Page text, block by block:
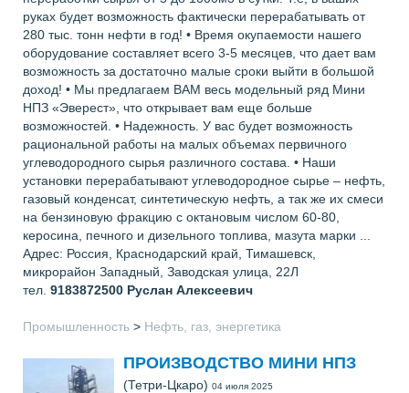
руках будет возможность фактически перерабатывать от
280 тыс. тонн нефти в год! • Время окупаемости нашего
оборудование составляет всего 3-5 месяцев, что дает вам
возможность за достаточно малые сроки выйти в большой
доход! • Мы предлагаем ВАМ весь модельный ряд Мини
НПЗ «Эверест», что открывает вам еще больше
возможностей. • Надежность. У вас будет возможность
рациональной работы на малых объемах первичного
углеводородного сырья различного состава. • Наши
установки перерабатывают углеводородное сырье – нефть,
газовый конденсат, синтетическую нефть, а так же их смеси
на бензиновую фракцию с октановым числом 60-80,
керосина, печного и дизельного топлива, мазута марки ...
Адрес: Россия, Краснодарский край, Тимашевск,
микрорайон Западный, Заводская улица, 22Л
тел. 9183872500 Руслан Алексеевич
Промышленность > Нефть, газ, энергетика
ПРОИЗВОДСТВО МИНИ НПЗ
(Тетри-Цкаро) 04 июля 2025